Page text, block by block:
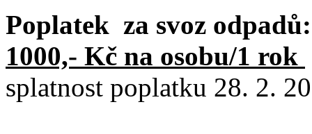
Poplatek za svoz odpadů:
1000,- Kč na osobu/1 rok
splatnost poplatku 28. 2.